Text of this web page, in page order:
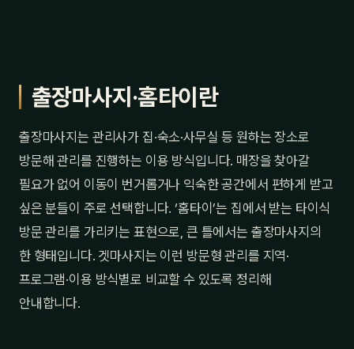
출장마사지·홈타이란
출장마사지는 관리사가 집·숙소·사무실 등 원하는 장소로
방문해 관리를 진행하는 이용 방식입니다. 매장을 찾아갈
필요가 없어 이동이 번거롭거나 익숙한 공간에서 편하게 받고
싶은 분들이 주로 선택합니다. ‘홈타이’는 집에서 받는 타이식
방문 관리를 가리키는 표현으로, 큰 틀에서는 출장마사지의
한 형태입니다. 겟마사지는 이런 방문형 관리를 지역·
프로그램·이용 방식별로 비교할 수 있도록 정리해
안내합니다.